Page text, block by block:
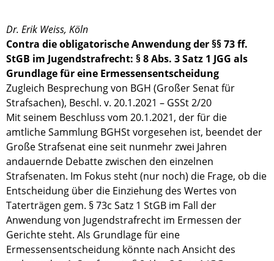
Dr. Erik Weiss, Köln
Contra die obligatorische Anwendung der §§ 73 ff.
StGB im Jugendstrafrecht: § 8 Abs. 3 Satz 1 JGG als
Grundlage für eine Ermessensentscheidung
Zugleich Besprechung von BGH (Großer Senat für
Strafsachen), Beschl. v. 20.1.2021 – GSSt 2/20
Mit seinem Beschluss vom 20.1.2021, der für die
amtliche Sammlung BGHSt vorgesehen ist, beendet der
Große Strafsenat eine seit nunmehr zwei Jahren
andauernde Debatte zwischen den einzelnen
Strafsenaten. Im Fokus steht (nur noch) die Frage, ob die
Entscheidung über die Einziehung des Wertes von
Taterträgen gem. § 73c Satz 1 StGB im Fall der
Anwendung von Jugendstrafrecht im Ermessen der
Gerichte steht. Als Grundlage für eine
Ermessensentscheidung könnte nach Ansicht des